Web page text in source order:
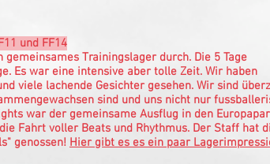
und FF14
gemeinsames Trainingslager durch. Die 5 Tage
Es war eine intensive aber tolle Zeit. Wir haben
viele lachende Gesichter gesehen. Wir sind
sind und uns nicht nur
war der gemeinsame Ausflug in den
Fahrt voller Beats und Rhythmus. Der Staff hat
genossen! Hier gibt es es ein paar